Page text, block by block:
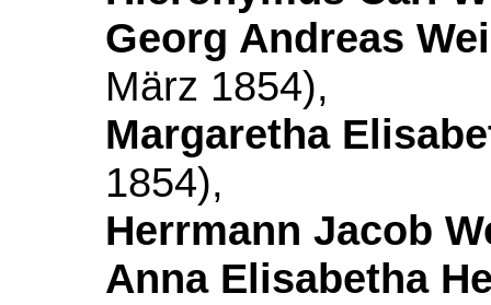
Georg Andreas
März 1854),
Margaretha
1854),
Herrmann Jacob
Anna Elisabetha